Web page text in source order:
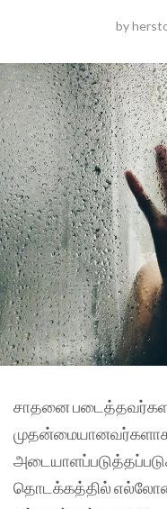
by
சாதனை
முதன்மையானவர்களாக
தொடக்கத்தில்